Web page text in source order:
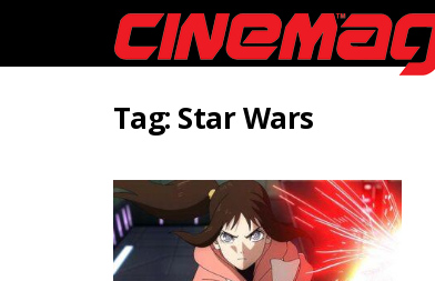
Tag: Star Wars